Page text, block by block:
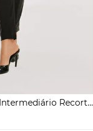
Recorte